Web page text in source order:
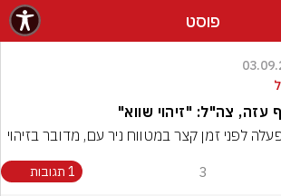
פוסט
עזה, צה"ל: "זיהוי שווא"
3 1 תגובות